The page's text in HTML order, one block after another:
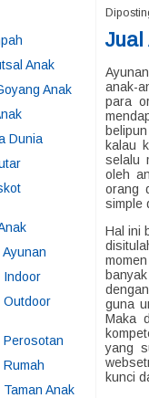
Anak
Anak
Dunia
Indoor
Outdoor
Perosotan
Anak
Jual
anak-
para
kalau
selalu
oleh
orang
simple
Hal ini
guna
Maka
yang
kunci